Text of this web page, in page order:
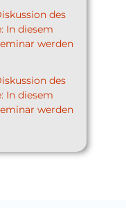
des
In diesem
werden
des
In diesem
werden